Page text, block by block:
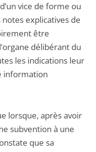
vice de forme ou
notes explicatives de
être
délibérant du
les indications leur
information
lorsque, après avoir
subvention à une
que sa